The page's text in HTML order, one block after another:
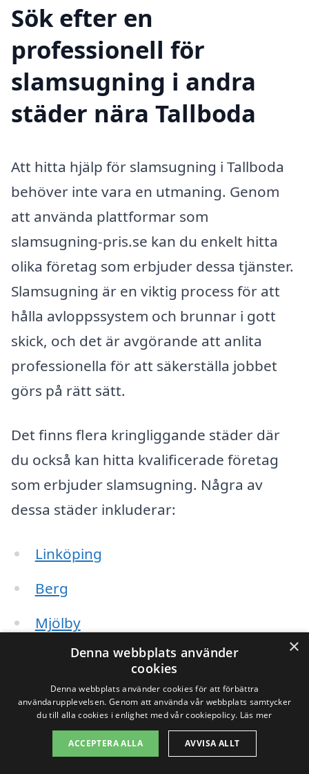
Sök efter en
professionell för
slamsugning i andra
städer nära Tallboda
Att hitta hjälp för slamsugning i Tallboda
behöver inte vara en utmaning. Genom
att använda plattformar som
slamsugning-pris.se kan du enkelt hitta
olika företag som erbjuder dessa tjänster.
Slamsugning är en viktig process för att
hålla avloppssystem och brunnar i gott
skick, och det är avgörande att anlita
professionella för att säkerställa jobbet
görs på rätt sätt.
Det finns flera kringliggande städer där
du också kan hitta kvalificerade företag
som erbjuder slamsugning. Några av
dessa städer inkluderar:
Linköping
Berg
Mjölby
Finspång
Kinda
Norrköping
×
Denna webbplats använder
cookies
Denna webbplats använder cookies för att förbättra
användarupplevelsen. Genom att använda vår webbplats samtycker
du till alla cookies i enlighet med vår cookiepolicy. Läs mer
ACCEPTERA ALLA AVVISA ALLT